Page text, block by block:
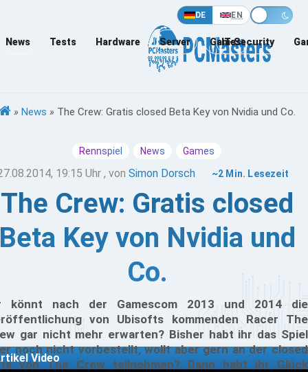
DE EN
News Tests Hardware Server Games
IT-Security
» News » The Crew: Gratis closed Beta Key von Nvidia und Co.
Rennspiel News Games
19:15 Uhr , von Simon Dorsch ~2 Min. Lesezeit
The Crew: Gratis closed
Key von Nvidia und
Co.
könnt nach der Gamescom 2013 und 2014 die
von Ubisofts kommenden Racer The
gar nicht mehr erwarten? Bisher habt ihr das Spiel
noch nicht vorbestellt, wollt aber gern an der closed
von The Crew teilnehmen? Dann habt ihr Glück
Video